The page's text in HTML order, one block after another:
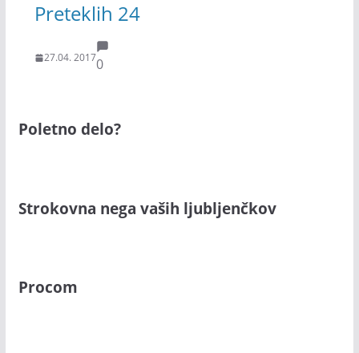
Preteklih 24
27.04. 20170
Poletno delo?
Strokovna nega vaših ljubljenčkov
Procom